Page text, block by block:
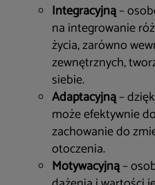
Integracyjną–
na integrowanie
życia, zarówno
zewnętrznych,
siebie.
Adaptacyjną–
może efektywnie
zachowanie do
otoczenia.
Motywacyjną–